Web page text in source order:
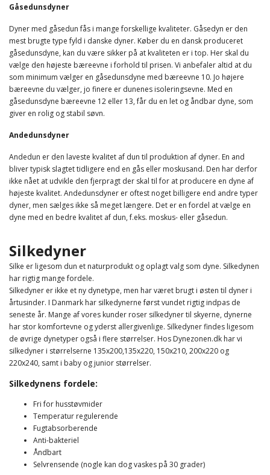
Gåsedunsdyner
Dyner med gåsedun fås i mange forskellige kvaliteter. Gåsedyn er den
mest brugte type fyld i danske dyner. Køber du en dansk produceret
gåsedunsdyne, kan du være sikker på at kvaliteten er i top. Her skal du
vælge den højeste bæreevne i forhold til prisen. Vi anbefaler altid at du
som minimum vælger en gåsedunsdyne med bæreevne 10. Jo højere
bæreevne du vælger, jo finere er dunenes isoleringsevne. Med en
gåsedunsdyne bæreevne 12 eller 13, får du en let og åndbar dyne, som
giver en rolig og stabil søvn.
Andedunsdyner
Andedun er den laveste kvalitet af dun til produktion af dyner. En and
bliver typisk slagtet tidligere end en gås eller moskusand. Den har derfor
ikke nået at udvikle den fjerpragt der skal til for at producere en dyne af
højeste kvalitet. Andedunsdyner er oftest noget billigere end andre typer
dyner, men sælges ikke så meget længere. Det er en fordel at vælge en
dyne med en bedre kvalitet af dun, f.eks. moskus- eller gåsedun.
Silkedyner
Silke er ligesom dun et naturprodukt og oplagt valg som dyne. Silkedynen
har rigtig mange fordele.
Silkedyner er ikke et ny dynetype, men har været brugt i østen til dyner i
årtusinder. I Danmark har silkedynerne først vundet rigtig indpas de
seneste år. Mange af vores kunder roser silkedyner til skyerne, dynerne
har stor komfortevne og yderst allergivenlige. Silkedyner findes ligesom
de øvrige dynetyper også i flere størrelser. Hos Dynezonen.dk har vi
silkedyner i størrelserne 135x200,135x220, 150x210, 200x220 og
220x240, samt i baby og junior størrelser.
Silkedynens fordele:
Fri for husstøvmider
Temperatur regulerende
Fugtabsorberende
Anti-bakteriel
Åndbart
Selvrensende (nogle kan dog vaskes på 30 grader)